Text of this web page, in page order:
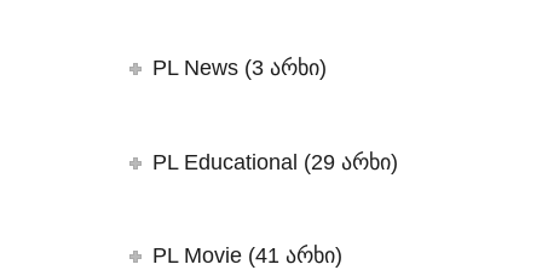
PL News (3 არხი)
PL Educational (29 არხი)
PL Movie (41 არხი)